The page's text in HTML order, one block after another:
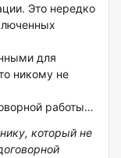
Это нередко
для
никому не
работы…
который не